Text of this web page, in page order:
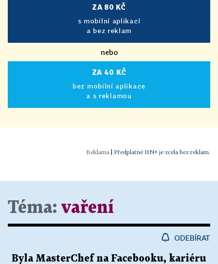
ZA 80 KČ
s mobilní aplikací
a bez reklam
nebo
ZA 40 KČ
bez mobilní aplikace
a s reklamou
| Předplatné HN+ je zcela bez reklam.
Téma: vaření
ODEBÍRAT
Byla MasterChef na Facebooku, kariéru